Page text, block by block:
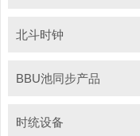
北斗时钟
BBU池同步产品
时统设备